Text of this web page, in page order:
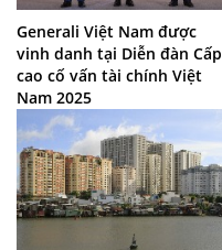
Generali Việt Nam được
vinh danh tại Diễn đàn Cấp
cao cố vấn tài chính Việt
Nam 2025